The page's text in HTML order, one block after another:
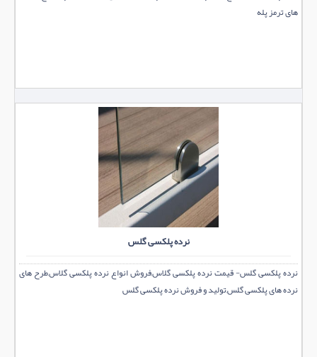
های ترمز پله
نرده پلکسی گلس
نرده پلکسی گلس- قیمت نرده پلکسی گلاس,فروش انواع نرده پلکسی گلاس,طرح های
نرده های پلکسی گلس,تولید و فروش نرده پلکسی گلس